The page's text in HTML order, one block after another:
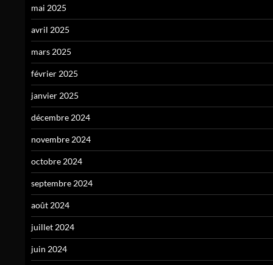
mai 2025
avril 2025
mars 2025
février 2025
janvier 2025
décembre 2024
novembre 2024
octobre 2024
septembre 2024
août 2024
juillet 2024
juin 2024